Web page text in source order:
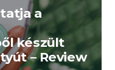
a
készült
– Review